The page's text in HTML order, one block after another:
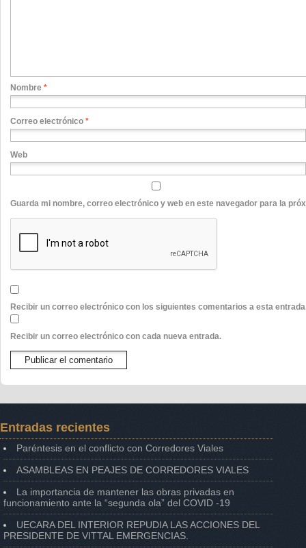
Nombre *
Correo electrónico *
Web
Guarda mi nombre, correo electrónico y web en este navegador para la
Recibir un correo electrónico con los siguientes comentarios a esta
Recibir un correo electrónico con cada nueva entrada.
Entradas recientes
Paréntesis en el conflicto con Corredores Viales
ASAMBLEAS EN PEAJES DE CORREDORES VIALES
La importancia de mantener las obras privadas en
funcionamiento ante la “segunda ola” del COVID -19
UECARA DEL INTERIOR REPUDIA LAS ACCIONES DEL
PRESIDENTE DE VITTAL EMERGENCIAS.